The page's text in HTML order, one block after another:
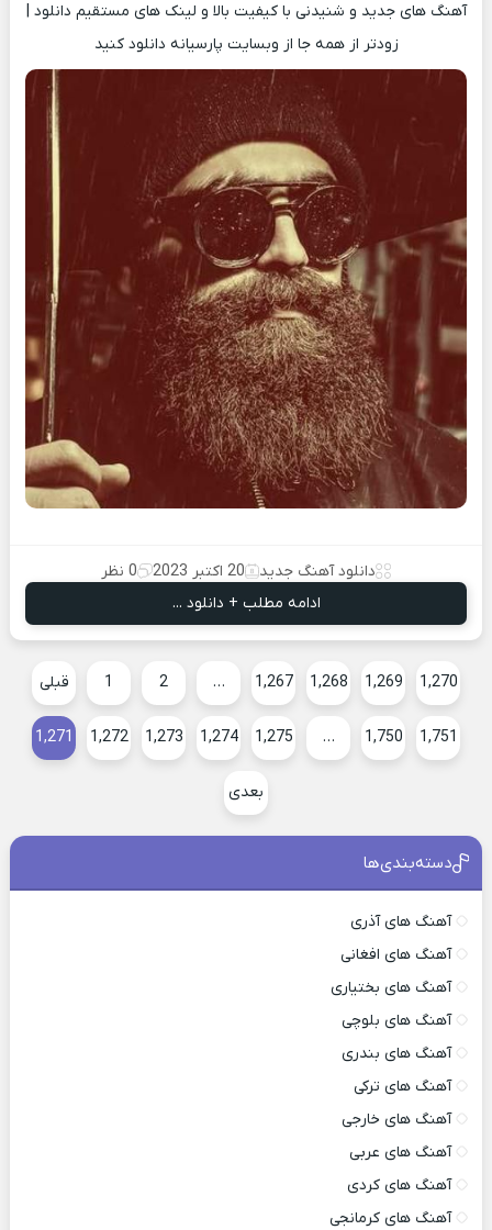
آهنگ های جدید و شنیدنی با کیفیت بالا و لینک های مستقیم دانلود |
زودتر از همه جا از وبسایت پارسیانه دانلود کنید
دانلود آهنگ جدید 20 اکتبر 2023
0 نظر
ادامه مطلب + دانلود ...
قبلی 1 2 … 1,267 1,268 1,269 1,270
1,271 1,272 1,273 1,274 1,275 … 1,750 1,751
بعدی
دسته‌بندی‌ها
آهنگ های آذری
آهنگ های افغانی
آهنگ های بختیاری
آهنگ های بلوچی
آهنگ های بندری
آهنگ های ترکی
آهنگ های خارجی
آهنگ های عربی
آهنگ های کردی
آهنگ های کرمانجی